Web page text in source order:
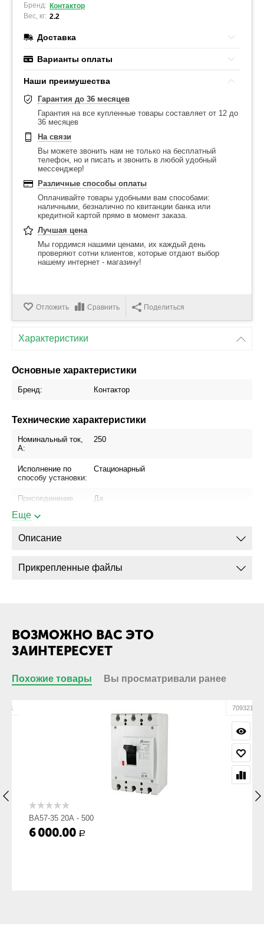
Бренд: Контактор
Вес, кг: 2.2
Доставка
Варианты оплаты
Наши преимушества
Гарантия до 36 месяцев
Гарантия на все купленные товары составляет от 12 до
36 месяцев
На связи
Вы можете звонить нам не только на бесплатный
телефон, но и писать и звонить в любой удобный
мессенджер!
Различные способы оплаты
Оплачивайте товары удобными вам способами:
наличными, безналично по квитанции банка или
кредитной картой прямо в момент заказа.
Лучшая цена
Мы гордимся нашими ценами, их каждый день
проверяют сотни клиентов, которые отдают выбор
нашему интернет - магазину!
Отложить Сравнить Поделиться
Характеристики
Основные характеристики
Бренд: Контактор
Технические характеристики
Номинальный ток,
А:
250
Исполнение по
способу установки:
Стационарный
Присоединение
Да
кабеля с
Присоединение
Да
Габариты
Габарит ШхВхГ
112х150х130
Еще
Описание
Прикрепленные файлы
ВОЗМОЖНО ВАС ЭТО
ЗАИНТЕРЕСУЕТ
Похожие товары Вы просматривали ранее
709321
ВА57-35 20А - 500
6 000.00 Р